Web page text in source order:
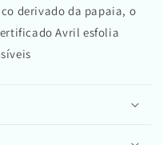
derivado da papaia, o
Avril esfolia